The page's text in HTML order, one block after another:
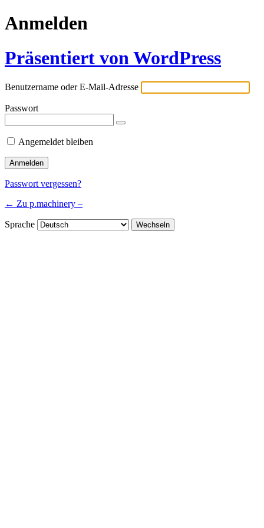
Anmelden
Präsentiert von WordPress
Benutzername oder E-Mail-Adresse
Passwort
Angemeldet bleiben
Passwort vergessen?
← Zu p.machinery –
Sprache